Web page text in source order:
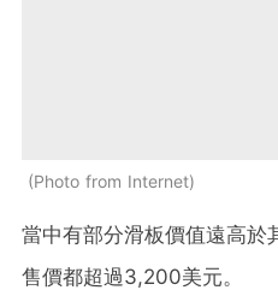
Photo from Internet
當中有部分滑板價值遠高於
售價都超過3,200美元。